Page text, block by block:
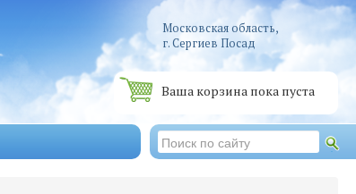
Московская область,
г. Сергиев Посад
Ваша корзина пока пуста